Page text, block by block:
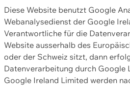
Diese Website benutzt Google
Webanalysedienst der Google
Verantwortliche für die
Website ausserhalb des
oder der Schweiz sitzt, dann
Datenverarbeitung durch Google
Google Ireland Limited werden